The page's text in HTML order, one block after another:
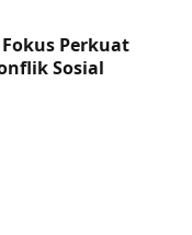
Fokus Perkuat
Sosial